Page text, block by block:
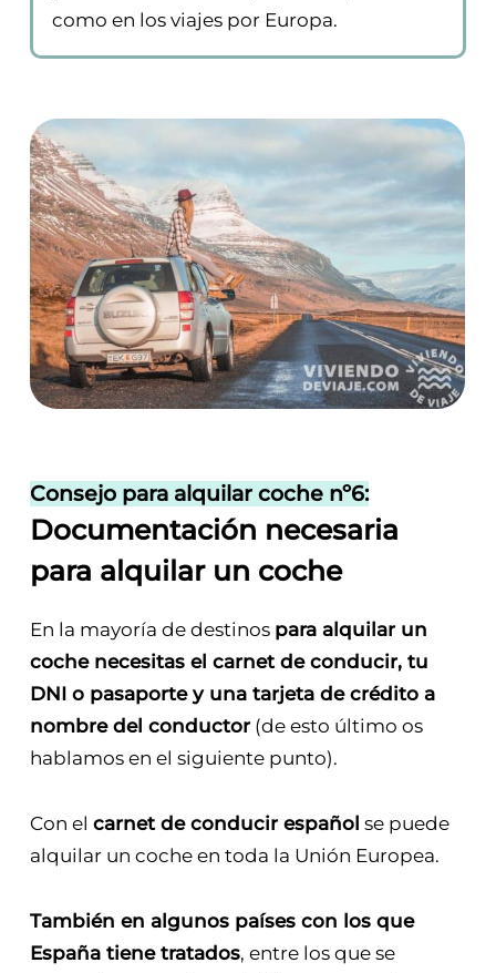
como en los viajes por Europa.
Consejo para alquilar coche nº6:
Documentación necesaria
para alquilar un coche
En la mayoría de destinos para alquilar un
coche necesitas el carnet de conducir, tu
DNI o pasaporte y una tarjeta de crédito a
nombre del conductor(de esto último os
hablamos en el siguiente punto).
Con el carnet de conducir español se puede
alquilar un coche en toda la Unión Europea.
También en algunos países con los que
España tiene tratados, entre los que se